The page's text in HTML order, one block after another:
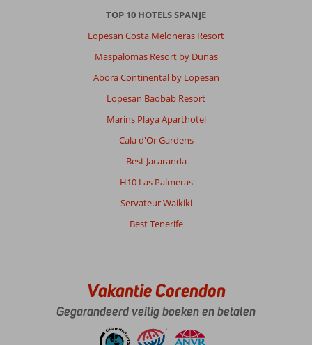
TOP 10 HOTELS SPANJE
Lopesan Costa Meloneras Resort
Maspalomas Resort by Dunas
Abora Continental by Lopesan
Lopesan Baobab Resort
Marins Playa Aparthotel
Cala d'Or Gardens
Best Jacaranda
H10 Las Palmeras
Servateur Waikiki
Best Tenerife
Vakantie Corendon
Gegarandeerd veilig boeken en betalen